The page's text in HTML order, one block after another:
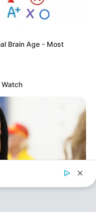
247 90 86
oxucomsayti @gmail.com
Brain Age - Most
Watch